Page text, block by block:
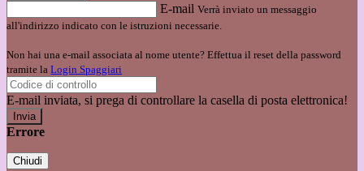
E-mail Verrà inviato un messaggio
all'indirizzo indicato con le istruzioni necessarie.
Non hai una e-mail associata al nome utente? Effettua il reset della password
tramite la Login Spaggiari
E-mail inviata, si prega di controllare la casella di posta elettronica!
Errore
Chiudi